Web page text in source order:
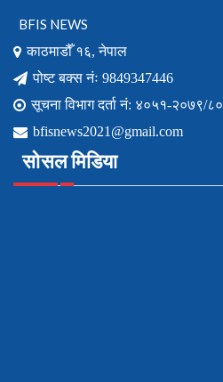
BFIS NEWS
काठमाडौँ १६, नेपाल
पोष्ट बक्स नंः 9849347446
सूचना विभाग दर्ता नं: ४०५१-२०७९/८०
bfisnews2021@gmail.com
सोसल मिडिया